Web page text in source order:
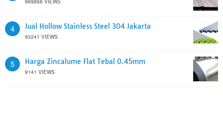
969866 VIEWS
4 Jual Hollow Stainless Steel 304 Jakarta
93241 VIEWS
5 Harga Zincalume Flat Tebal 0.45mm
9141 VIEWS